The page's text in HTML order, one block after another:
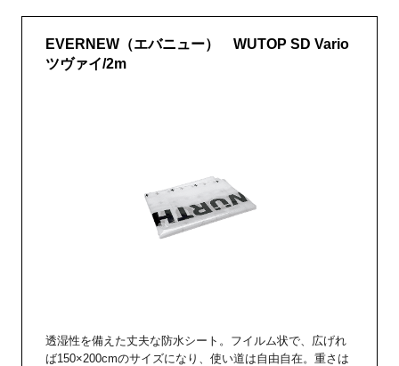
EVERNEW（エバニュー） WUTOP SD Vario
ツヴァイ/2m
透湿性を備えた丈夫な防水シート。フイルム状で、広げれ
ば150×200cmのサイズになり、使い道は自由自在。重さは